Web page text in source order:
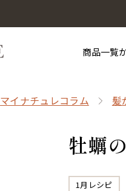
商品一覧
マイナチュレコラム 髪
牡蠣
1月レシピ